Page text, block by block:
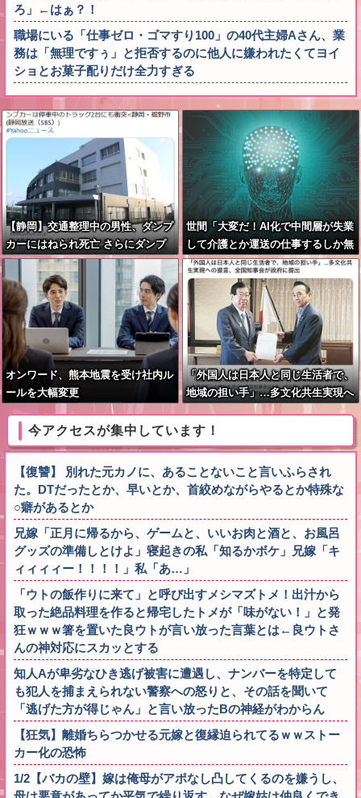
ろ」←はぁ？！
職場にいる「仕事ゼロ・ゴマすり100」の40代主婦Aさん、業
務は「無理ですぅ」と拒否するのに他人に嫌われたくてヨイ
ショとお菓子配りだけ全力すぎる
【静岡】交通整理中の男性、ダンプ
カーにはねられ死亡 さらにダンプ
カーは停車中のトラック2台にも衝
突=裾野市
世間「大変だ！AI化で中間層が失業
して介護とか運送の仕事するしか無
くなるぞ！」←うん…うん？
オンワード、熊本地震を受け社内ル
ールを大幅変更
「外国人は日本人と同じ生活者で、
地域の担い手」…多文化共生実現へ
の提言、全国知事会が政府に提出
今アクセスが集中しています！
【復讐】 別れた元カノに、あることないこと言いふらされ
た。DTだったとか、早いとか、首絞めながらやるとか特殊な
○癖があるとか
兄嫁「正月に帰るから、ゲームと、いいお肉と酒と、お風呂
グッズの準備しとけよ」寝起きの私「知るかボケ」兄嫁「キ
ィィィィー！！！！」私「あ…」
「ウトの飯作りに来て」と呼び出すメシマズトメ！出汁から
取った絶品料理を作ると帰宅したトメが「味がない！」と発
狂ｗｗｗ箸を置いた良ウトが言い放った言葉とは←良ウトさ
んの神対応にスカッとする
知人Aが卑劣なひき逃げ被害に遭遇し、ナンバーを特定して
も犯人を捕まえられない警察への怒りと、その話を聞いて
「逃げた方が得じゃん」と言い放ったBの神経がわからん
【狂気】離婚ちらつかせる元嫁と復縁迫られてるｗｗストー
カー化の恐怖
1/2【バカの壁】嫁は俺母がアポなし凸してくるのを嫌うし、